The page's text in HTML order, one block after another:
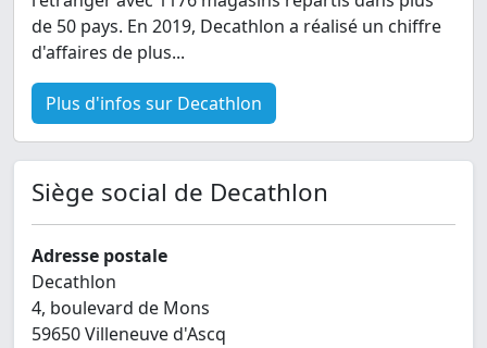
de 50 pays. En 2019, Decathlon a réalisé un chiffre
d'affaires de plus...
Plus d'infos sur Decathlon
Siège social de Decathlon
Adresse postale
Decathlon
4, boulevard de Mons
59650 Villeneuve d'Ascq